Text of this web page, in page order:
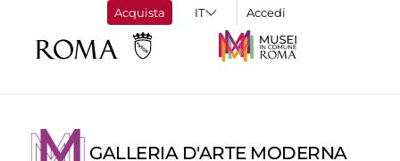
Acquista Accedi
GALLERIA D'ARTE MODERNA